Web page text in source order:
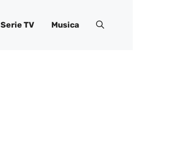
Serie TV Musica